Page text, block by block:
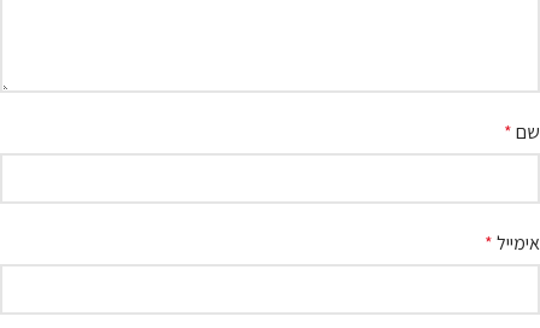
שם*
אימייל*